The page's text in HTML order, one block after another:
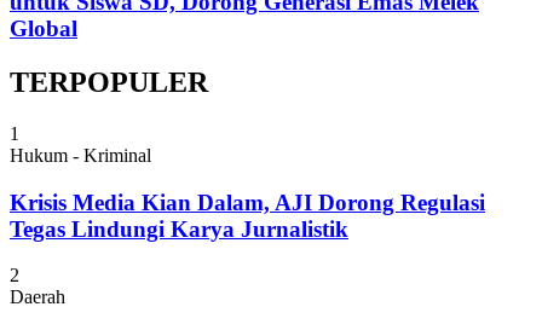
Global
TERPOPULER
1
Hukum - Kriminal
Krisis Media Kian Dalam, AJI Dorong Regulasi
Tegas Lindungi Karya Jurnalistik
2
Daerah